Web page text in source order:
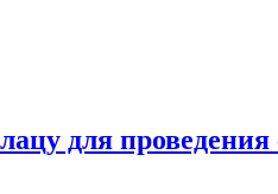
для проведения